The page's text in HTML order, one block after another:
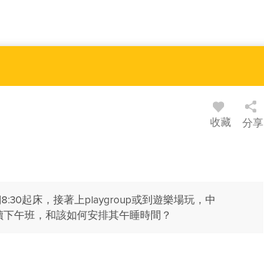
收藏 分享
起床，接著上playgroup或到遊樂場玩，中
午班，和該如何安排其午睡時間？